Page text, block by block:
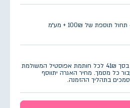
בבחירת מהירות ביצוע מזורז - תחול תוספת של 100₪ + מע״מ
מחיר השירות אינו כולל אגרה בסך 41₪ לכל חותמת אפוסטיל המשולמת
כל מסמך. מחיר האגרה יתווסף
בתהליך ההזמנה.